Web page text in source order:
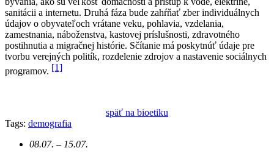
sanitácii a internetu. Druhá fáza bude zahŕňať zber individuálnych
údajov o obyvateľoch vrátane veku, pohlavia, vzdelania,
zamestnania, náboženstva, kastovej príslušnosti, zdravotného
postihnutia a migračnej histórie. Sčítanie má poskytnúť údaje pre
tvorbu verejných politík, rozdelenie zdrojov a nastavenie sociálnych
programov. [1]
späť na bioetiku
Tags: demografia
08.07. – 15.07.